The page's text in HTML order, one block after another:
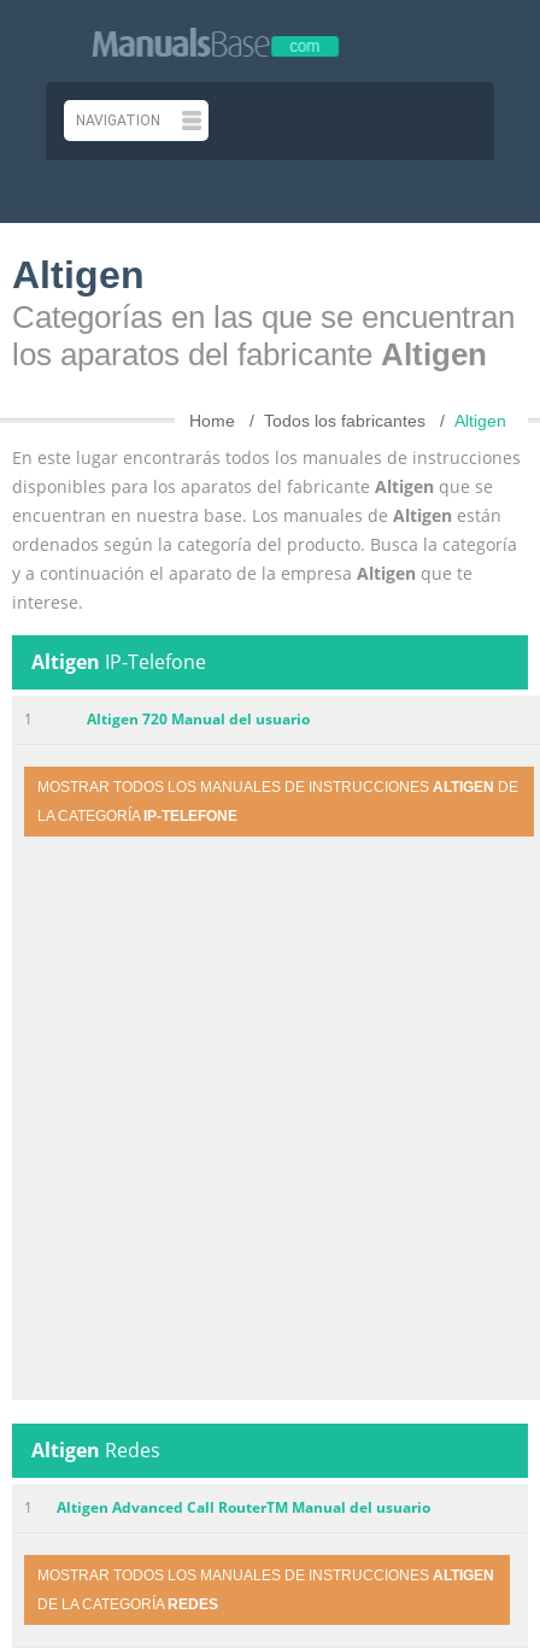
Altigen
Categorías en las que se encuentran
los aparatos del fabricante Altigen
Home Todos los fabricantes Altigen
En este lugar encontrarás todos los manuales de instrucciones
disponibles para los aparatos del fabricante Altigen que se
encuentran en nuestra base. Los manuales de Altigen están
ordenados según la categoría del producto. Busca la categoría
y a continuación el aparato de la empresa Altigen que te
interese.
Altigen IP-Telefone
1 Altigen 720 Manual del usuario
MOSTRAR TODOS LOS MANUALES DE INSTRUCCIONES ALTIGEN DE
LA CATEGORÍA IP-TELEFONE
Altigen Redes
1 Altigen Advanced Call RouterTM Manual del usuario
MOSTRAR TODOS LOS MANUALES DE INSTRUCCIONES ALTIGEN
DE LA CATEGORÍA REDES